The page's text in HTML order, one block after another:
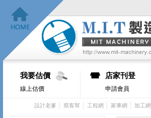
我要估價
線上估價
店家刊登
申請會員
設計老爹 窩客幫 工程網 家事網 加工網